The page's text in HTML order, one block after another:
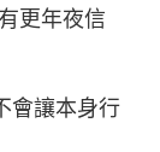
更年夜信
會讓本身行